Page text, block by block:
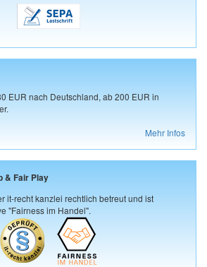
EUR nach Deutschland, ab 200 EUR in
Mehr Infos
& Fair Play
it-recht kanzlei rechtlich betreut und ist
"Fairness im Handel".